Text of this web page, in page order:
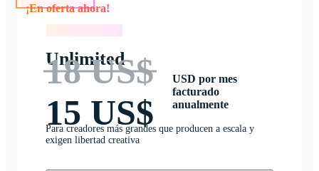
Unlimited
18 US$
15 US$
USD por mes
facturado
anualmente
Para creadores más grandes que producen a escala y
exigen libertad creativa